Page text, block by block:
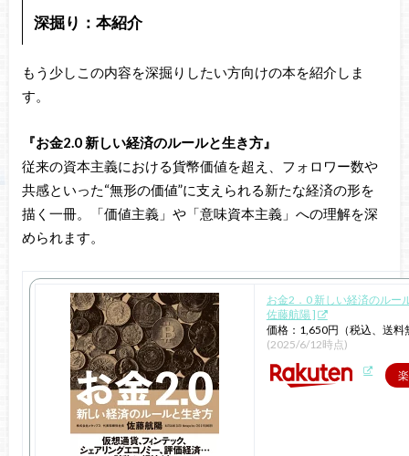
深掘り：本紹介
もう少しこの内容を深掘りしたい方向けの本を紹介しま
す。
『お金2.0 新しい経済のルールと生き方』
従来の資本主義における貨幣価値を超え、フォロワー数や
共感といった“無形の価値”に支えられる新たな経済の形を
描く一冊。「価値主義」や「意味資本主義」への理解を深
められます。
お金2．0 新しい経済のルー
佐藤航陽 ]
価格：1,650円（税込、送料
(2025/6/12時点)